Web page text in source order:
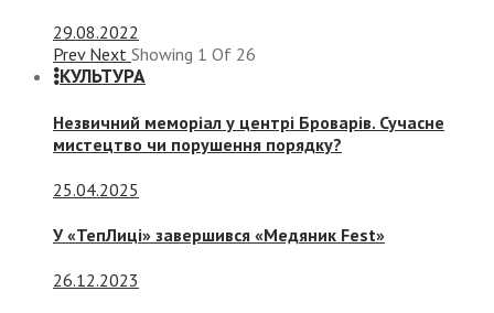
29.08.2022
Prev Next Showing 1 Of 26
КУЛЬТУРА
Незвичний меморіал у центрі Броварів. Сучасне
мистецтво чи порушення порядку?
25.04.2025
У «ТепЛиці» завершився «Медяник Fest»
26.12.2023